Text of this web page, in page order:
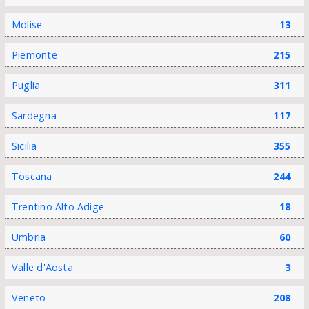
Molise 13
Piemonte 215
Puglia 311
Sardegna 117
Sicilia 355
Toscana 244
Trentino Alto Adige 18
Umbria 60
Valle d'Aosta 3
Veneto 208